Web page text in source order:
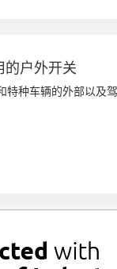
户外开关
种车辆的外部以及驾